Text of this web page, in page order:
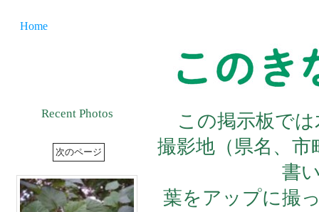
Home
Recent Photos
この掲示板で
撮影地（県名、
書
葉をアップに撮